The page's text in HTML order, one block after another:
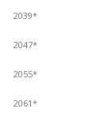
2039*
2047*
2055*
2061*